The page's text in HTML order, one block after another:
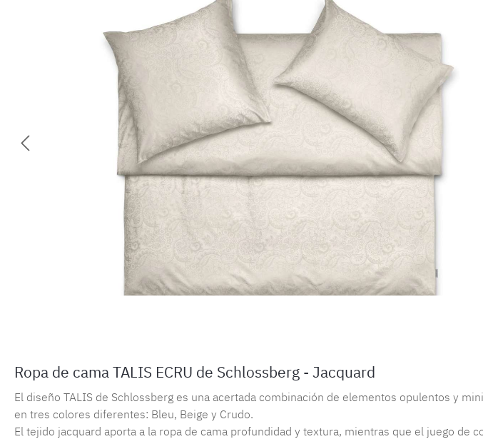
Ropa de cama TALIS ECRU de Schlossberg - Jacquard
El diseño TALIS de Schlossberg es una acertada combinación de elementos opulentos y
en tres colores diferentes: Bleu, Beige y Crudo.
El tejido jacquard aporta a la ropa de cama profundidad y textura, mientras que el juego